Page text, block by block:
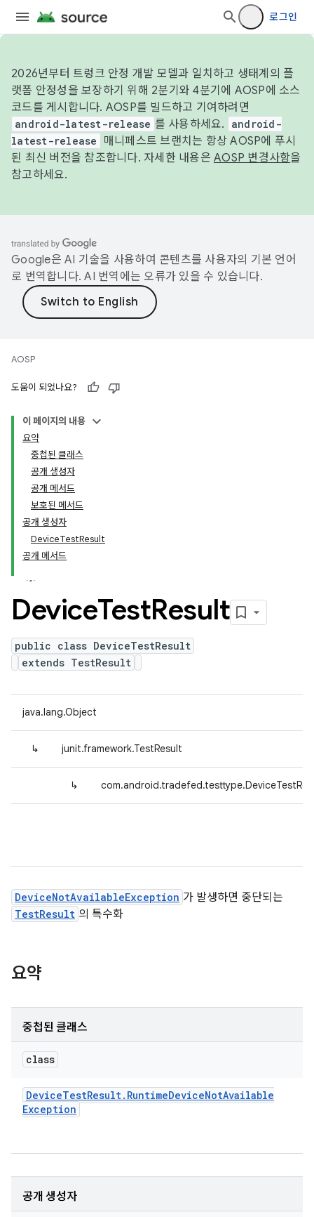
로그인
2026년부터 트렁크 안정 개발 모델과 일치하고 생태계의 플
랫폼 안정성을 보장하기 위해 2분기와 4분기에 AOSP에 소스
코드를 게시합니다. AOSP를 빌드하고 기여하려면
android-latest-release 를 사용하세요.
android-
latest-release
매니페스트 브랜치는 항상 AOSP에 푸시
된 최신 버전을 참조합니다. 자세한 내용은 AOSP 변경사항을
참고하세요.
Google은 AI 기술을 사용하여 콘텐츠를 사용자의 기본 언어
로 번역합니다. AI 번역에는 오류가 있을 수 있습니다.
AOSP
도움이 되었나요?
이 페이지의 내용
요약
중첩된 클래스
공개 생성자
공개 메서드
보호된 메서드
공개 생성자
DeviceTestResult
공개 메서드
DeviceTestResult
public class DeviceTestResult
extends TestResult
java.lang.Object
↳ junit.framework.TestResult
↳
DeviceNotAvailableException 가 발생하면 중단되는
TestResult 의 특수화
요약
중첩된 클래스
class
DeviceTestResult. RuntimeDeviceNotAvailable
Exception
공개 생성자